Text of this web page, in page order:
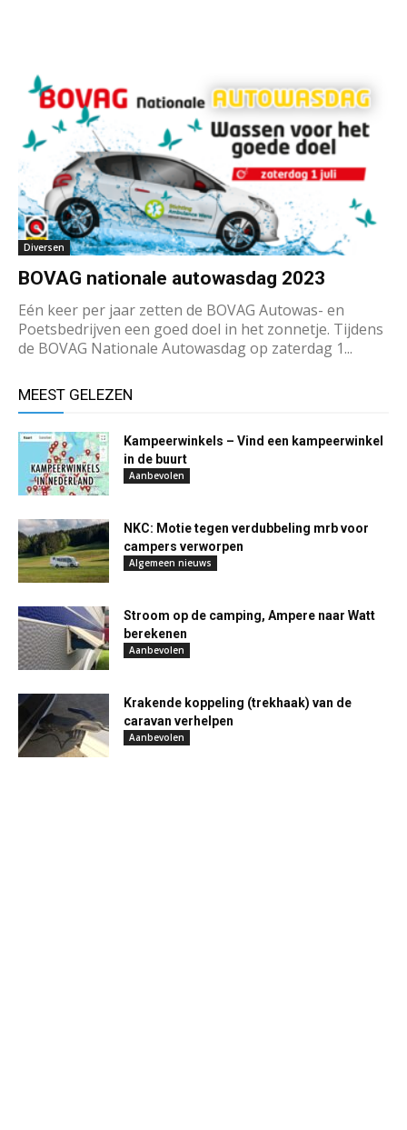
Diversen
BOVAG nationale autowasdag 2023
Eén keer per jaar zetten de BOVAG Autowas- en
Poetsbedrijven een goed doel in het zonnetje. Tijdens
de BOVAG Nationale Autowasdag op zaterdag 1...
MEEST GELEZEN
Kampeerwinkels – Vind een kampeerwinkel
in de buurt
Aanbevolen
NKC: Motie tegen verdubbeling mrb voor
campers verworpen
Algemeen nieuws
Stroom op de camping, Ampere naar Watt
berekenen
Aanbevolen
Krakende koppeling (trekhaak) van de
caravan verhelpen
Aanbevolen